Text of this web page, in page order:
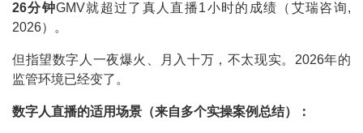
26分钟GMV就超过了真人直播1小时的成绩（艾瑞咨询,
2026）。
但指望数字人一夜爆火、月入十万，不太现实。2026年的
监管环境已经变了。
数字人直播的适用场景（来自多个实操案例总结）：